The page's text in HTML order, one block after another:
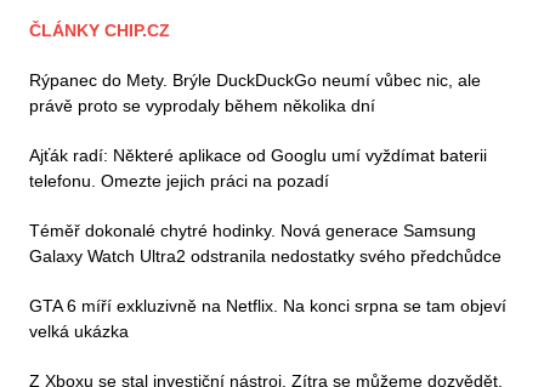
ČLÁNKY CHIP.CZ
Rýpanec do Mety. Brýle DuckDuckGo neumí vůbec nic, ale
právě proto se vyprodaly během několika dní
Ajťák radí: Některé aplikace od Googlu umí vyždímat baterii
telefonu. Omezte jejich práci na pozadí
Téměř dokonalé chytré hodinky. Nová generace Samsung
Galaxy Watch Ultra2 odstranila nedostatky svého předchůdce
GTA 6 míří exkluzivně na Netflix. Na konci srpna se tam objeví
velká ukázka
Z Xboxu se stal investiční nástroj. Zítra se můžeme dozvědět,